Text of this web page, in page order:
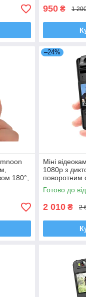
950 ₴ 1
180°,
–24%
Міні
1080p з
поворотним
дисплеєм,
Готово до
2 010 ₴ 2